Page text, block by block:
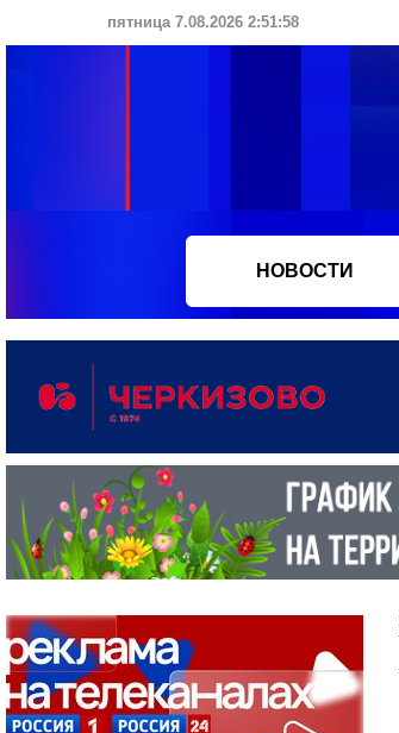
пятница 7.08.2026 2:51:59
НОВОСТИ